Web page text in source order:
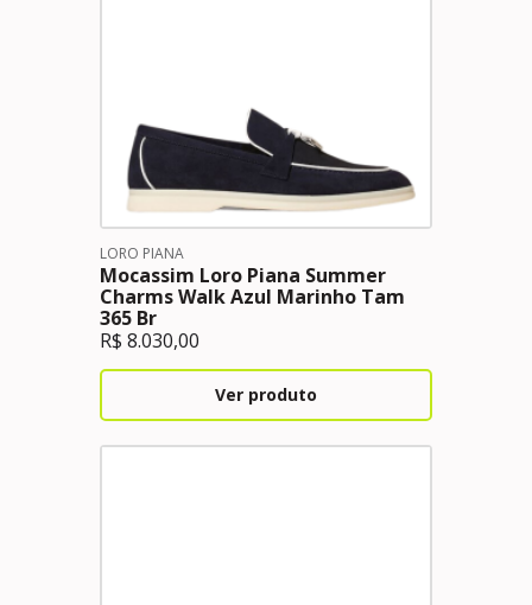
LORO PIANA
Mocassim Loro Piana Summer
Charms Walk Azul Marinho Tam
365 Br
R$ 8.030,00
Ver produto